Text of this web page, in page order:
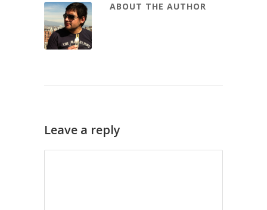
ABOUT THE AUTHOR
Leave a reply